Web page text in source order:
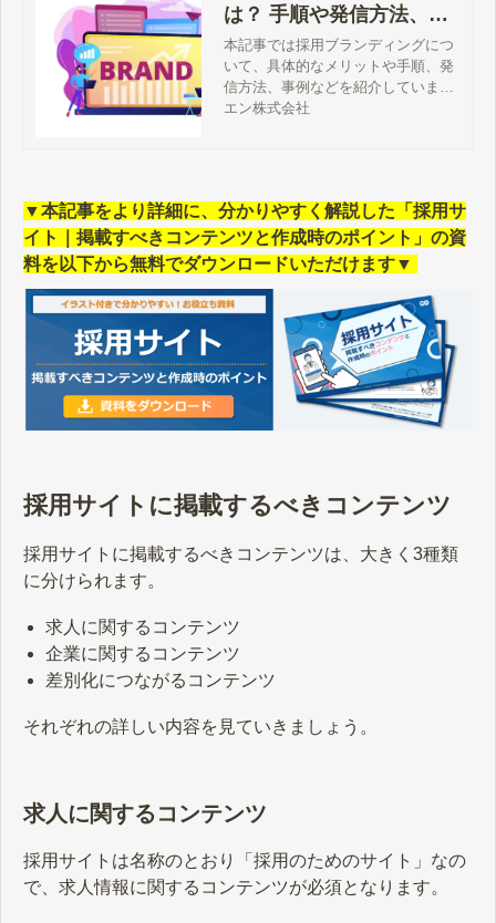
は？ 手順や発信方法、成
功事例も紹介
本記事では採用ブランディングにつ
いて、具体的なメリットや手順、発
信方法、事例などを紹介していま
す。「採用ブランディングって
エン株式会社
▼本記事をより詳細に、分かりやすく解説した「採用サ
イト｜掲載すべきコンテンツと作成時のポイント」の資
料を以下から無料でダウンロードいただけます▼
採用サイトに掲載するべきコンテンツ
採用サイトに掲載するべきコンテンツは、大きく3種類
に分けられます。
求人に関するコンテンツ
企業に関するコンテンツ
差別化につながるコンテンツ
それぞれの詳しい内容を見ていきましょう。
求人に関するコンテンツ
採用サイトは名称のとおり「採用のためのサイト」なの
で、求人情報に関するコンテンツが必須となります。